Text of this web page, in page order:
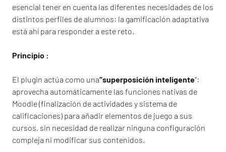
esencial tener en cuenta las diferentes necesidades de los
distintos perfiles de alumnos: la gamificación adaptativa
está ahí para responder a este reto.
Principio :
El plugin actúa como una“superposición inteligente“:
aprovecha automáticamente las funciones nativas de
Moodle (finalización de actividades y sistema de
calificaciones) para añadir elementos de juego a sus
cursos, sin necesidad de realizar ninguna configuración
compleja ni modificar sus contenidos.